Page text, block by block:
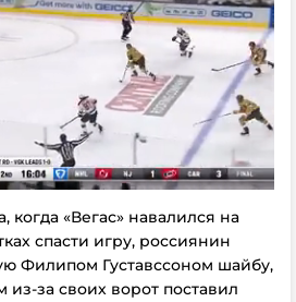
когда «Вегас» навалился на
спасти игру, россиянин
Филипом Густавссоном шайбу,
за своих ворот поставил